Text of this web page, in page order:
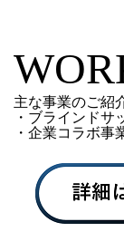
主な事業のご紹
・ブラインドサ
・企業コラボ事